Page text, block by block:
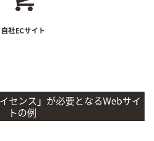
自社ECサイト
品のみ販売するサイト
センス」が必要となるWebサイ
トの例